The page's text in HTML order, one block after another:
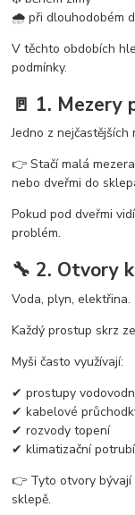
🌧️ při dlouhodobém
V těchto obdobích
podmínky.
🚪 1. Mezery
Jedno z nejčastějších
👉 Stačí malá
nebo dveřmi do
Pokud pod dveřmi
problém.
🔧 2. Otvory
Voda, plyn, elektřina.
Každý prostup skrz
Myši často využívají:
✔ prostupy
✔ kabelové
✔ rozvody topení
✔ klimatizační potrubí
👉 Tyto otvory bývají
sklepě.